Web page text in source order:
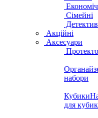
Сімейні
Акційні
Аксесуари
набори
Кубики
для